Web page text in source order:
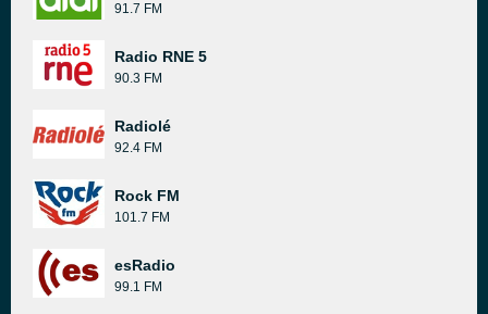
91.7 FM
Radio RNE 5
90.3 FM
Radiolé
92.4 FM
Rock FM
101.7 FM
esRadio
99.1 FM